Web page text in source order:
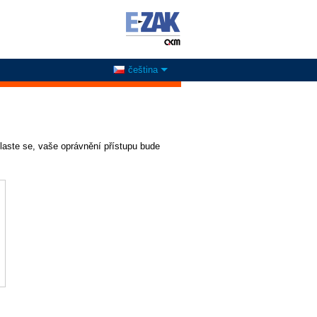
čeština
se, vaše oprávnění přístupu bude